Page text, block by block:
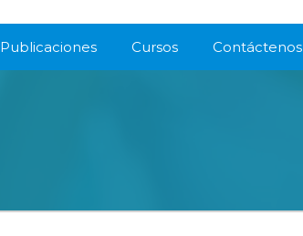
Publicaciones Cursos Contáctenos